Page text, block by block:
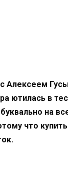
Алексеем
ютилась в
на
что